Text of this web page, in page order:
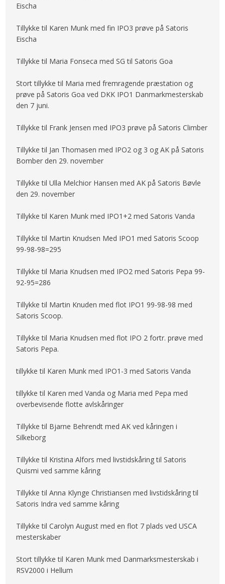
Eischa
Tillykke til Karen Munk med fin IPO3 prøve på Satoris
Eischa
Tillykke til Maria Fonseca med SG til Satoris Goa
Stort tillykke til Maria med fremragende præstation og
prøve på Satoris Goa ved DKK IPO1 Danmarkmesterskab
den 7 juni.
Tillykke til Frank Jensen med IPO3 prøve på Satoris Climber
Tillykke til Jan Thomasen med IPO2 og 3 og AK på Satoris
Bomber den 29. november
Tillykke til Ulla Melchior Hansen med AK på Satoris Bøvle
den 29. november
Tillykke til Karen Munk med IPO1+2 med Satoris Vanda
Tillykke til Martin Knudsen Med IPO1 med Satoris Scoop
99-98-98=295
Tillykke til Maria Knudsen med IPO2 med Satoris Pepa 99-
92-95=286
Tillykke til Martin Knuden med flot IPO1 99-98-98 med
Satoris Scoop.
Tillykke til Maria Knudsen med flot IPO 2 fortr. prøve med
Satoris Pepa.
tillykke til Karen Munk med IPO1-3 med Satoris Vanda
tillykke til Karen med Vanda og Maria med Pepa med
overbevisende flotte avlskåringer
Tillykke til Bjarne Behrendt med AK ved kåringen i
Silkeborg
Tillykke til Kristina Alfors med livstidskåring til Satoris
Quismi ved samme kåring
Tillykke til Anna Klynge Christiansen med livstidskåring til
Satoris Indra ved samme kåring
Tillykke til Carolyn August med en flot 7 plads ved USCA
mesterskaber
Stort tillykke til Karen Munk med Danmarksmesterskab i
RSV2000 i Hellum